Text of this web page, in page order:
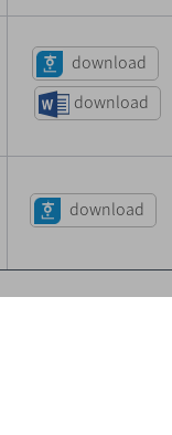
download
download
download